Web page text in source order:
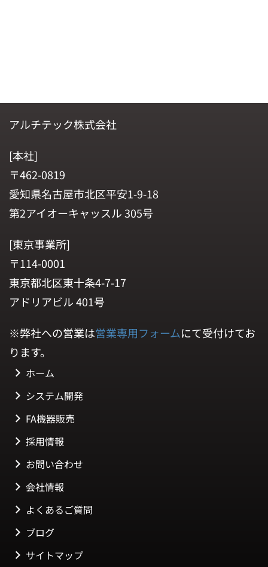
アルチテック株式会社
[本社]
〒462-0819
愛知県名古屋市北区平安1-9-18
第2アイオーキャッスル 305号
[東京事業所]
〒114-0001
東京都北区東十条4-7-17
アドリアビル 401号
※弊社への営業は営業専用フォームにて受付けてお
ります。
ホーム
システム開発
FA機器販売
採用情報
お問い合わせ
会社情報
よくあるご質問
ブログ
サイトマップ